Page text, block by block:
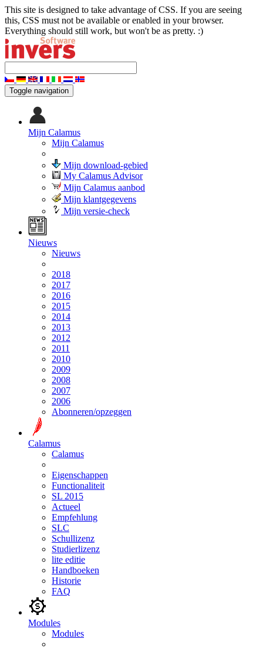
This site is designed to take advantage of CSS. If you are seeing
this, CSS must not be available or enabled in your browser.
Everything should still work, but won't be as pretty. :)
Toggle navigation
Mijn Calamus
Mijn Calamus
Mijn download-gebied
My Calamus Advisor
Mijn Calamus aanbod
Mijn klantgegevens
Mijn versie-check
Nieuws
Nieuws
2018
2017
2016
2015
2014
2013
2012
2011
2010
2009
2008
2007
2006
Abonneren/opzeggen
Calamus
Calamus
Eigenschappen
Functionaliteit
SL 2015
Actueel
Empfehlung
SLC
Schullizenz
Studierlizenz
lite editie
Handboeken
Historie
FAQ
Modules
Modules